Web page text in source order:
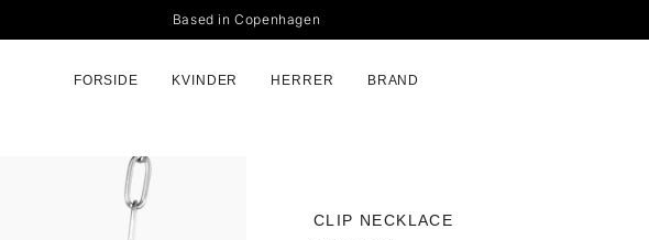
Based in Copenhagen
FORSIDE KVINDER HERRER BRAND
CLIP NECKLACE